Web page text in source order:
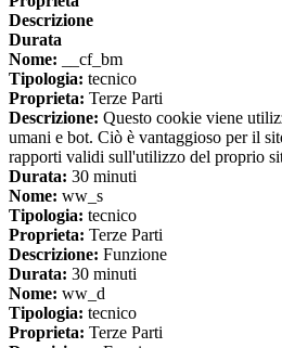
Descrizione
Durata
Nome: __cf_bm
Tipologia: tecnico
Proprieta: Terze Parti
Descrizione: Questo cookie viene
umani e bot. Ciò è vantaggioso per il
rapporti validi sull'utilizzo del proprio
Durata: 30 minuti
Nome: ww_s
Tipologia: tecnico
Proprieta: Terze Parti
Descrizione: Funzione
Durata: 30 minuti
Nome: ww_d
Tipologia: tecnico
Proprieta: Terze Parti